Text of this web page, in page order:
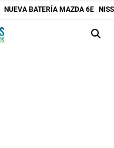
NUEVA BATERÍA MAZDA 6E